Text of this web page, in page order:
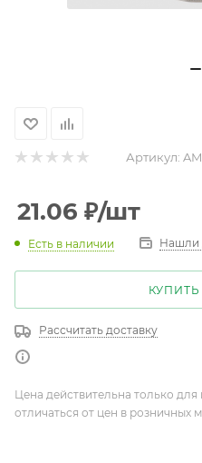
Артикул:
21.06 ₽/шт
Есть в наличии Нашли
КУПИТЬ
Рассчитать доставку
Цена действительна только
отличаться от цен в розничных